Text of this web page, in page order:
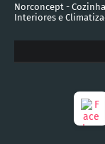
Norconcept -
Interiores e